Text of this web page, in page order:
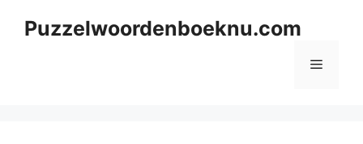
Puzzelwoordenboeknu.com
Menu